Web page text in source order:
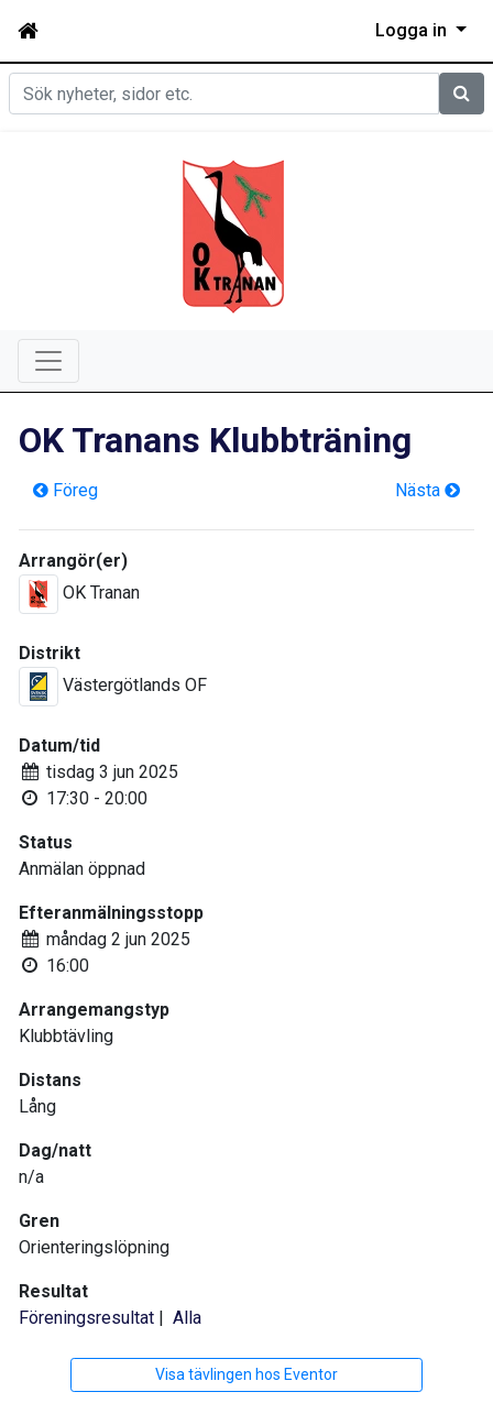
Logga in
Sök
OK Tranans Klubbträning
Föreg Nästa
Arrangör(er)
OK Tranan
Distrikt
Västergötlands OF
Datum/tid
tisdag 3 jun 2025
17:30 - 20:00
Status
Anmälan öppnad
Efteranmälningsstopp
måndag 2 jun 2025
16:00
Arrangemangstyp
Klubbtävling
Distans
Lång
Dag/natt
n/a
Gren
Orienteringslöpning
Resultat
Föreningsresultat | Alla
Visa tävlingen hos Eventor